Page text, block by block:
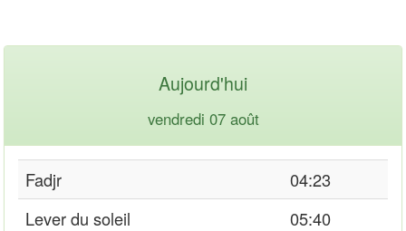
Aujourd'hui
vendredi 07 août
Fadjr
04:23
Lever du soleil
05:40